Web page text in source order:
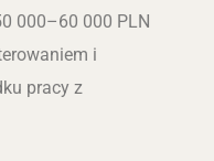
000–60 000 PLN
i
pracy z